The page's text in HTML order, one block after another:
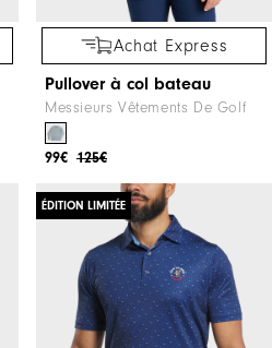
Achat Express
Pullover à col bateau
Messieurs Vêtements De Golf
125€
99€
ÉDITION LIMITÉE